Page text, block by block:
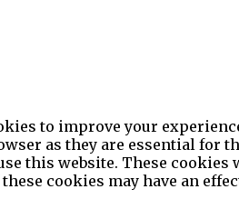
to improve your
as they are essential for
this website. These
cookies may have an